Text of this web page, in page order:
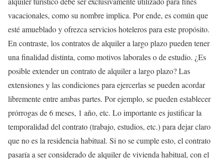
vacacionales, como su nombre implica. Por ende, es común que
esté amueblado y ofrezca servicios hoteleros para este propósito.
En contraste, los contratos de alquiler a largo plazo pueden tener
una finalidad distinta, como motivos laborales o de estudio. ¿Es
posible extender un contrato de alquiler a largo plazo? Las
extensiones y las condiciones para ejercerlas se pueden acordar
libremente entre ambas partes. Por ejemplo, se pueden establecer
prórrogas de 6 meses, 1 año, etc. Lo importante es justificar la
temporalidad del contrato (trabajo, estudios, etc.) para dejar claro
que no es la residencia habitual. Si no se cumple esto, el contrato
pasaría a ser considerado de alquiler de vivienda habitual, con el